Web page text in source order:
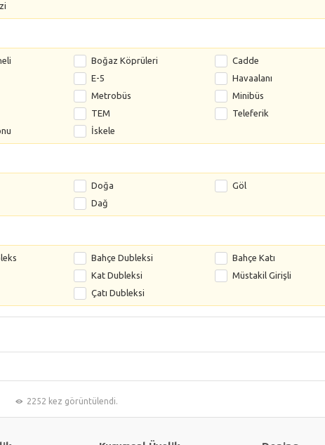
Boğaz Köprüleri
Cadde
E-5
Havaalanı
Metrobüs
Minibüs
TEM
Teleferik
İskele
Doğa
Göl
Dağ
Bahçe Dubleksi
Bahçe Katı
Kat Dubleksi
Müstakil Girişli
Çatı Dubleksi
2252 kez görüntülendi.